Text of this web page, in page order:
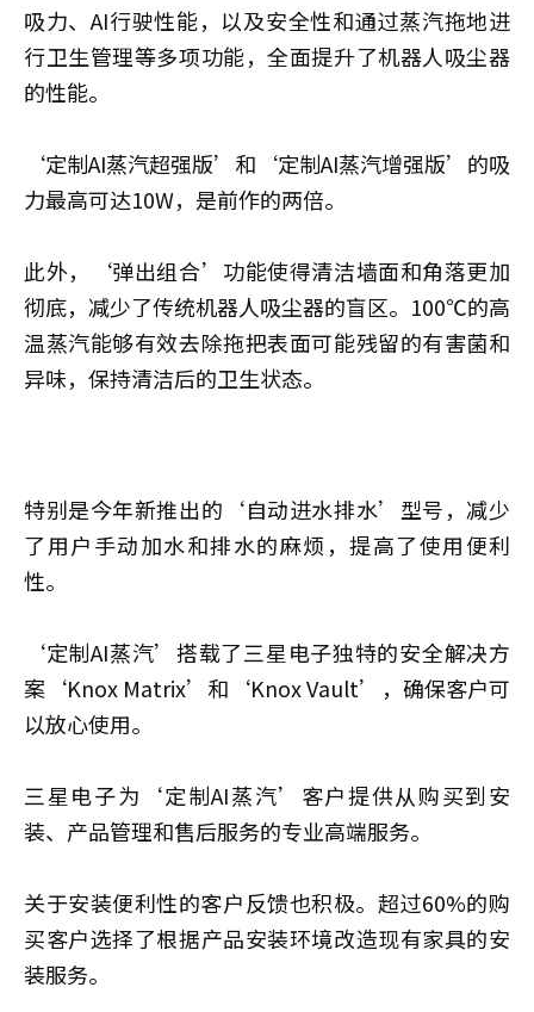
吸力、AI行驶性能，以及安全性和通过蒸汽拖地进
行卫生管理等多项功能，全面提升了机器人吸尘器
的性能。
‘定制AI蒸汽超强版’和‘定制AI蒸汽增强版’的吸
力最高可达10W，是前作的两倍。
此外，‘弹出组合’功能使得清洁墙面和角落更加
彻底，减少了传统机器人吸尘器的盲区。100℃的高
温蒸汽能够有效去除拖把表面可能残留的有害菌和
异味，保持清洁后的卫生状态。
特别是今年新推出的‘自动进水排水’型号，减少
了用户手动加水和排水的麻烦，提高了使用便利
性。
‘定制AI蒸汽’搭载了三星电子独特的安全解决方
案‘Knox Matrix’和‘Knox Vault’，确保客户可
以放心使用。
三星电子为‘定制AI蒸汽’客户提供从购买到安
装、产品管理和售后服务的专业高端服务。
关于安装便利性的客户反馈也积极。超过60%的购
买客户选择了根据产品安装环境改造现有家具的安
装服务。